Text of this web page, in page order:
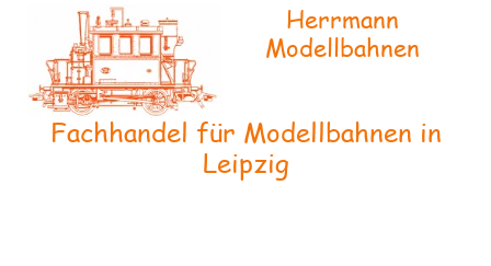
Herrmann
Modellbahnen
Fachhandel für Modellbahnen in
Leipzig